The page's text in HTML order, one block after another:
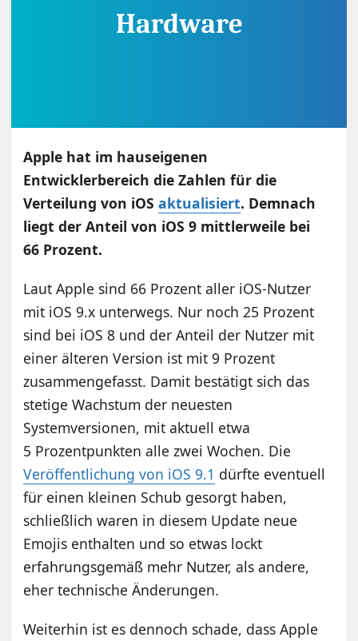
Apple hat im hauseigenen
Entwicklerbereich die Zahlen für die
Verteilung von iOSaktualisiert. Demnach
liegt der Anteil von iOS 9 mittlerweile bei
66 Prozent.
Laut Apple sind 66 Prozent aller iOS-Nutzer
mit iOS 9.x unterwegs. Nur noch 25 Prozent
sind bei iOS 8 und der Anteil der Nutzer mit
einer älteren Version ist mit 9 Prozent
zusammengefasst. Damit bestätigt sich das
stetige Wachstum der neuesten
Systemversionen, mit aktuell etwa
5 Prozentpunkten alle zwei Wochen. Die
Veröffentlichung von iOS 9.1 dürfte eventuell
für einen kleinen Schub gesorgt haben,
schließlich waren in diesem Update neue
Emojis enthalten und so etwas lockt
erfahrungsgemäß mehr Nutzer, als andere,
eher technische Änderungen.
Weiterhin ist es dennoch schade, dass Apple